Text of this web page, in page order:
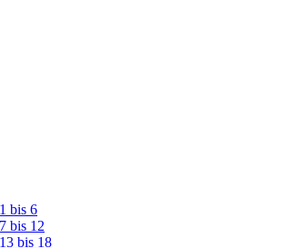
bis 6
bis 12
bis 18